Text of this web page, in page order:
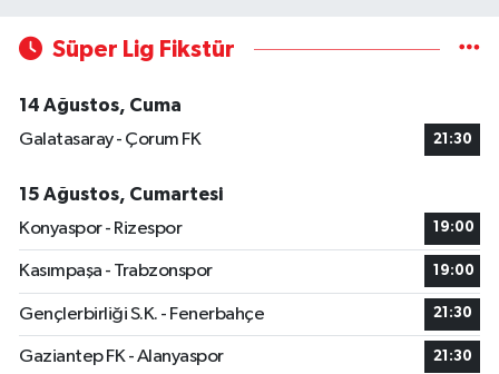
Süper Lig Fikstür
14 Ağustos, Cuma
Galatasaray - Çorum FK
21:30
15 Ağustos, Cumartesi
Konyaspor - Rizespor
19:00
Kasımpaşa - Trabzonspor 19:00
Gençlerbirliği S.K. - Fenerbahçe 21:30
Gaziantep FK - Alanyaspor 21:30